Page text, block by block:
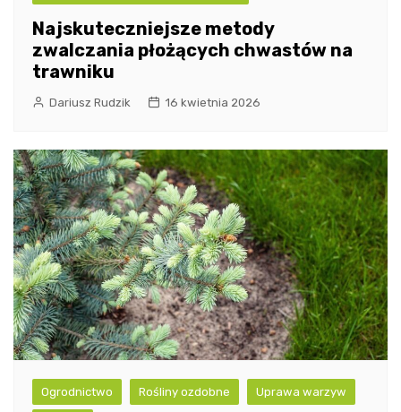
Najskuteczniejsze metody
zwalczania płożących chwastów na
trawniku
Dariusz Rudzik 16 kwietnia 2026
Ogrodnictwo Rośliny ozdobne Uprawa warzyw